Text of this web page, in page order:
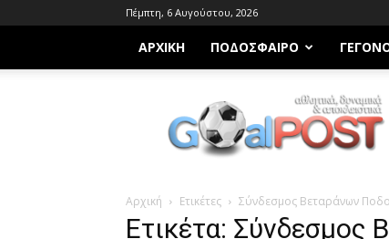
Πέμπτη, 6 Αυγούστου, 2026
ΑΡΧΙΚΗ ΠΟΔΌΣΦΑΙΡΟ
Goalpost.gr
Αρχική Ετικέτες Σύνδεσμος Βεταράνων
Ετικέτα: